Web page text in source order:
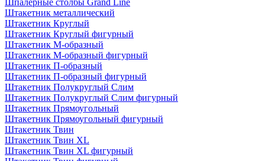
Шпалерные столбы Grand Line
Штакетник металлический
Штакетник Круглый
Штакетник Круглый фигурный
Штакетник М-образный
Штакетник М-образный фигурный
Штакетник П-образный
Штакетник П-образный фигурный
Штакетник Полукруглый Слим
Штакетник Полукруглый Слим фигурный
Штакетник Прямоугольный
Штакетник Прямоугольный фигурный
Штакетник Твин
Штакетник Твин XL
Штакетник Твин XL фигурный